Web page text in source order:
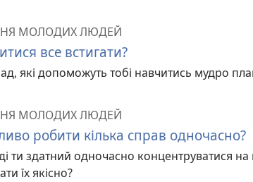
МОЛОДИХ ЛЮДЕЙ
все встигати?
які допоможуть тобі навчитись мудро
МОЛОДИХ ЛЮДЕЙ
робити кілька справ одночасно?
ти здатний одночасно концентруватися на
їх якісно?